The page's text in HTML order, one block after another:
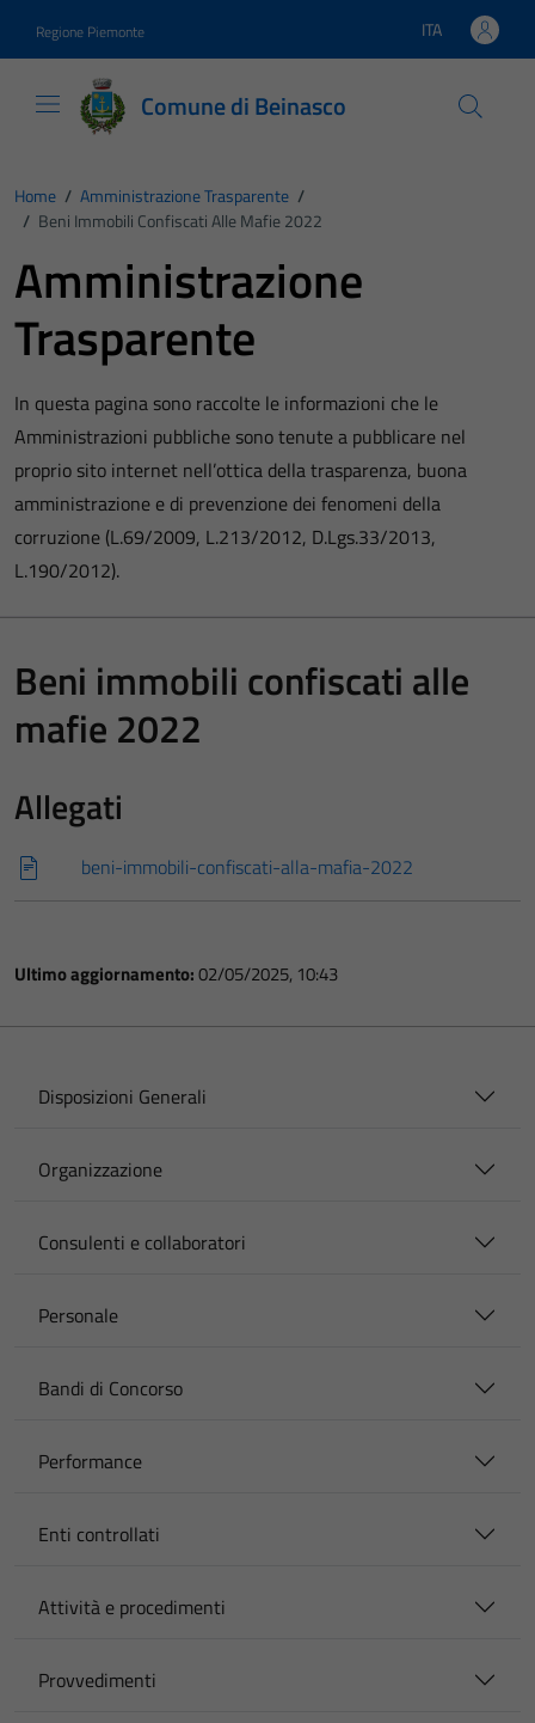
Regione Piemonte Lingua attiva:
ITA
Comune di Beinasco
Home / Amministrazione Trasparente /
/ Beni Immobili Confiscati Alle Mafie 2022
Amministrazione
Trasparente
In questa pagina sono raccolte le informazioni che le
Amministrazioni pubbliche sono tenute a pubblicare nel
proprio sito internet nell’ottica della trasparenza, buona
amministrazione e di prevenzione dei fenomeni della
corruzione (L.69/2009, L.213/2012, D.Lgs.33/2013,
L.190/2012).
Beni immobili confiscati alle
mafie 2022
Allegati
beni-immobili-confiscati-alla-mafia-2022
Ultimo aggiornamento:02/05/2025, 10:43
Disposizioni Generali
Organizzazione
Consulenti e collaboratori
Personale
Bandi di Concorso
Performance
Enti controllati
Attività e procedimenti
Provvedimenti